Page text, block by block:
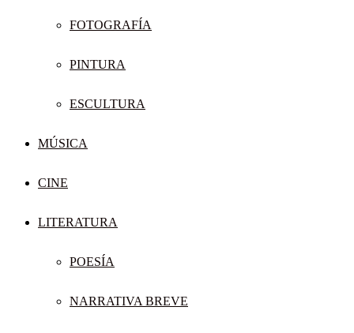
FOTOGRAFÍA
PINTURA
ESCULTURA
MÚSICA
CINE
LITERATURA
POESÍA
NARRATIVA BREVE